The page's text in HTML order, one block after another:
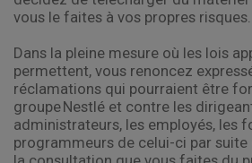
vous le faites à vos propres risques.
Dans la pleine mesure où les lois
permettent, vous renoncez
réclamations qui pourraient être
groupe Nestlé et contre les
administrateurs, les employés, les
programmeurs de celui-ci par suite